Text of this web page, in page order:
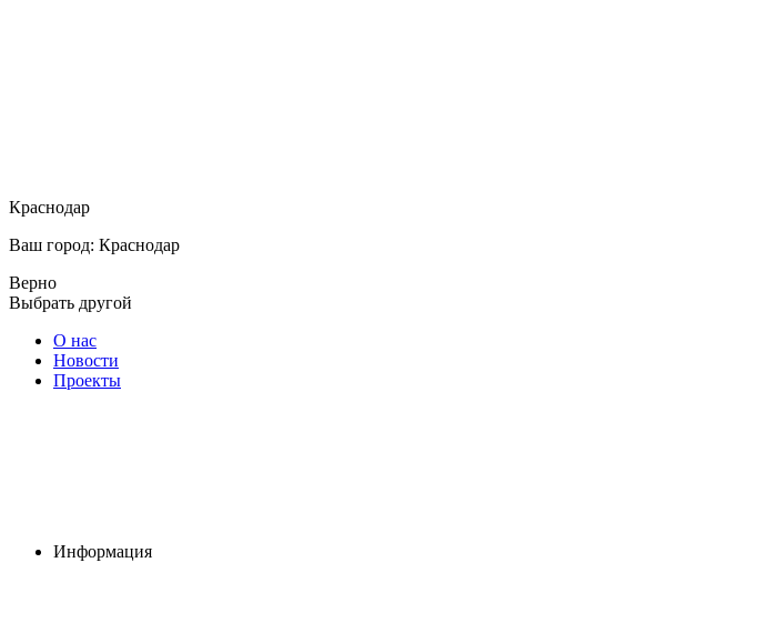
Краснодар
Ваш город: Краснодар
Верно
Выбрать другой
О нас
Новости
Проекты
Информация